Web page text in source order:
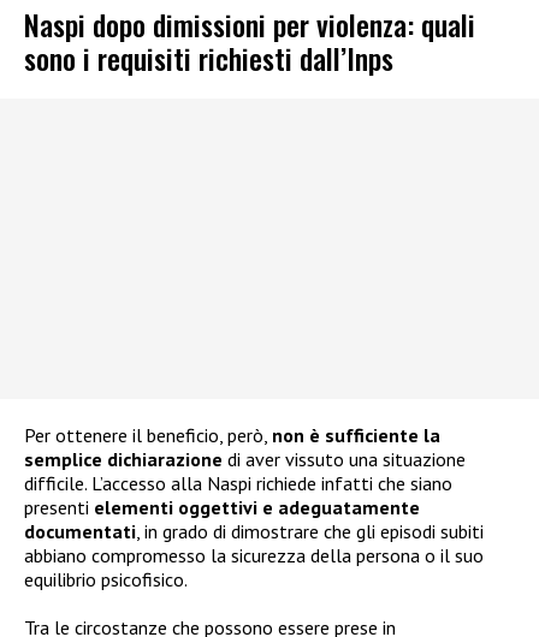
Naspi dopo dimissioni per violenza: quali
sono i requisiti richiesti dall’Inps
Per ottenere il beneficio, però, non è sufficiente la
semplice dichiarazione di aver vissuto una situazione
difficile. L’accesso alla Naspi richiede infatti che siano
presenti elementi oggettivi e adeguatamente
documentati , in grado di dimostrare che gli episodi subiti
abbiano compromesso la sicurezza della persona o il suo
equilibrio psicofisico.
Tra le circostanze che possono essere prese in